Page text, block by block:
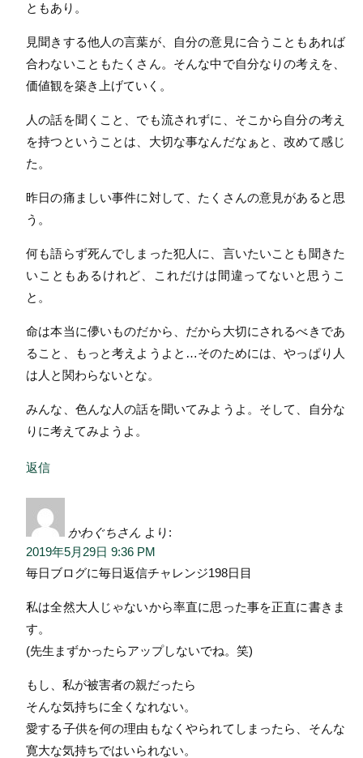
ともあり。
見聞きする他人の言葉が、自分の意見に合うこともあれば
合わないこともたくさん。そんな中で自分なりの考えを、
価値観を築き上げていく。
人の話を聞くこと、でも流されずに、そこから自分の考え
を持つということは、大切な事なんだなぁと、改めて感じ
た。
昨日の痛ましい事件に対して、たくさんの意見があると思
う。
何も語らず死んでしまった犯人に、言いたいことも聞きた
いこともあるけれど、これだけは間違ってないと思うこ
と。
命は本当に儚いものだから、だから大切にされるべきであ
ること、もっと考えようよと…そのためには、やっぱり人
は人と関わらないとな。
みんな、色んな人の話を聞いてみようよ。そして、自分な
りに考えてみようよ。
返信
かわぐちさん より:
2019年5月29日 9:36 PM
毎日ブログに毎日返信チャレンジ198日目
私は全然大人じゃないから率直に思った事を正直に書きま
す。
(先生まずかったらアップしないでね。笑)
もし、私が被害者の親だったら
そんな気持ちに全くなれない。
愛する子供を何の理由もなくやられてしまったら、そんな
寛大な気持ちではいられない。